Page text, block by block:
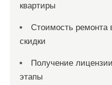
квартиры
Стоимость ремонта
скидки
Получение
этапы